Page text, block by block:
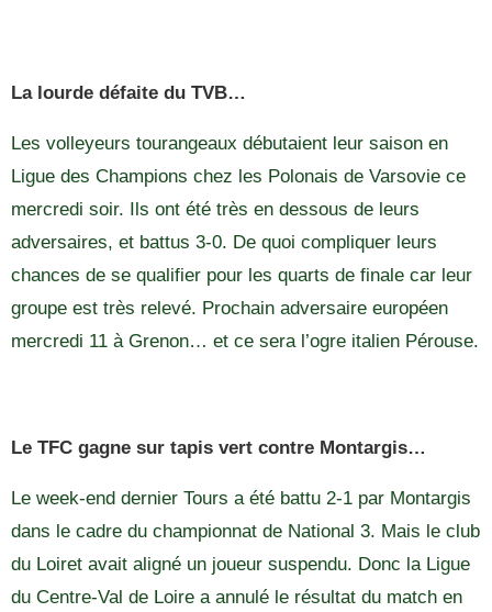
La lourde défaite du TVB…
Les volleyeurs tourangeaux débutaient leur saison en
Ligue des Champions chez les Polonais de Varsovie ce
mercredi soir. Ils ont été très en dessous de leurs
adversaires, et battus 3-0. De quoi compliquer leurs
chances de se qualifier pour les quarts de finale car leur
groupe est très relevé. Prochain adversaire européen
mercredi 11 à Grenon… et ce sera l’ogre italien Pérouse.
Le TFC gagne sur tapis vert contre Montargis…
Le week-end dernier Tours a été battu 2-1 par Montargis
dans le cadre du championnat de National 3. Mais le club
du Loiret avait aligné un joueur suspendu. Donc la Ligue
du Centre-Val de Loire a annulé le résultat du match en